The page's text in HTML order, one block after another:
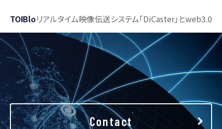
TOPBlogリアルタイム映像伝送システム「DiCaster」とweb3.0
Contact